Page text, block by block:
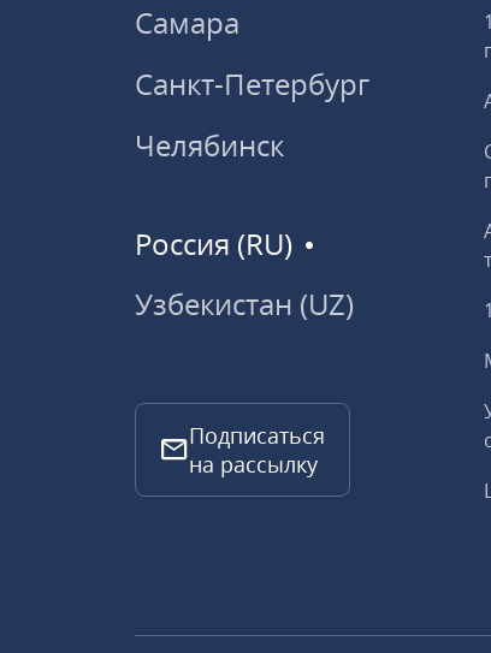
Самара
Санкт-Петербург
Челябинск
Россия (RU)
Узбекистан (UZ)
Подписаться
на рассылку